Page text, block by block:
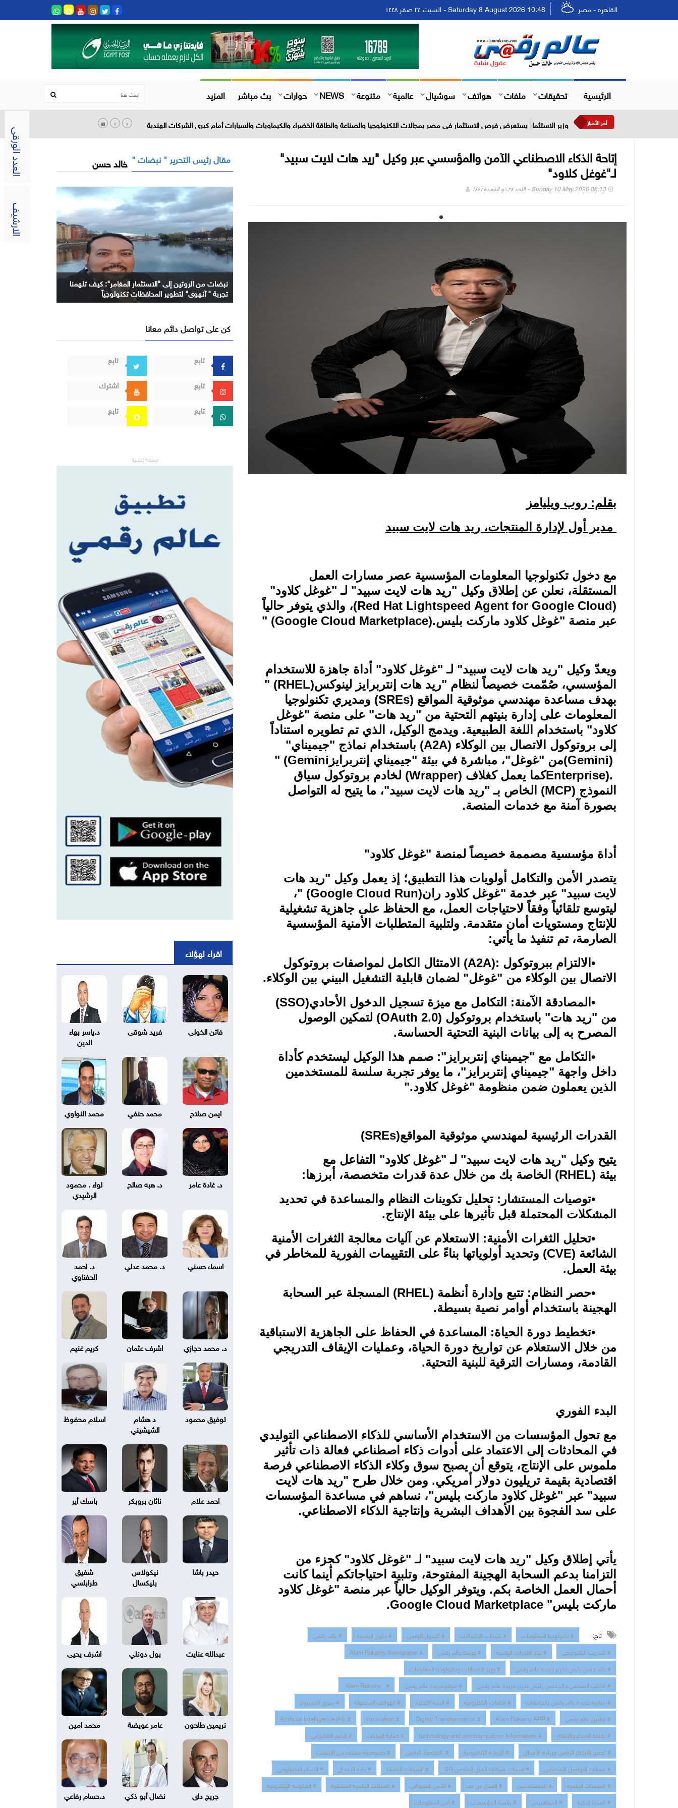
العدد الورقى
الارشيف
القاهره - مصر Saturday 8 August 2026 10:48 - السبت ٢٤ صفر ١٤٤٨
الرئيسية تحقيقات ملفات هواتف سوشيال عالمية متنوعة NEWS حوارات بث مباشر المزيد
أخر الأخبار وزير الاستثمار يستعرض فرص الاستثمار في مصر بمجالات التكنولوجيا والصناعة والطاقة الخضراء والكيماويات والسيارات أمام كبرى الشركات الهندية
إتاحة الذكاء الاصطناعي الآمن والمؤسسي عبر وكيل "ريد هات لايت سبيد"
لـ"غوغل كلاود"
Sunday 10 May 2026 08:13 - الأحد ٢٤ ذو القعدة ١٤٤٧
بقلم: روب ويليامز
مدير أول لإدارة المنتجات، ريد هات لايت سبيد
مع دخول تكنولوجيا المعلومات المؤسسية عصر مسارات العمل
المستقلة، نعلن عن إطلاق وكيل "ريد هات لايت سبيد" لـ "غوغل كلاود"
(Red Hat Lightspeed Agent for Google Cloud)، والذي يتوفر حالياً
عبر منصة "غوغل كلاود ماركت بليس" (Google Cloud Marketplace).
ويعدّ وكيل "ريد هات لايت سبيد" لـ "غوغل كلاود" أداة جاهزة للاستخدام
المؤسسي، صُمّمت خصيصاً لنظام "ريد هات إنتربرايز لينوكس" (RHEL)
بهدف مساعدة مهندسي موثوقية المواقع (SREs) ومديري تكنولوجيا
المعلومات على إدارة بنيتهم التحتية من "ريد هات" على منصة "غوغل
كلاود" باستخدام اللغة الطبيعية. ويدمج الوكيل، الذي تم تطويره استناداً
إلى بروتوكول الاتصال بين الوكلاء (A2A) باستخدام نماذج "جيميناي"
(Gemini)من "غوغل"، مباشرة في بيئة "جيميناي إنتربرايز " (Gemini
Enterprise).كما يعمل كغلاف (Wrapper) لخادم بروتوكول سياق
النموذج (MCP) الخاص بـ "ريد هات لايت سبيد"، ما يتيح له التواصل
بصورة آمنة مع خدمات المنصة.
أداة مؤسسية مصممة خصيصاً لمنصة "غوغل كلاود"
يتصدر الأمن والتكامل أولويات هذا التطبيق؛ إذ يعمل وكيل "ريد هات
لايت سبيد" عبر خدمة "غوغل كلاود ران" (Google Cloud Run)،
ليتوسع تلقائياً وفقاً لاحتياجات العمل، مع الحفاظ على جاهزية تشغيلية
للإنتاج ومستويات أمان متقدمة. ولتلبية المتطلبات الأمنية المؤسسية
الصارمة، تم تنفيذ ما يأتي:
• الالتزام ببروتوكول (A2A): الامتثال الكامل لمواصفات بروتوكول
الاتصال بين الوكلاء من "غوغل" لضمان قابلية التشغيل البيني بين الوكلاء.
• المصادقة الآمنة: التكامل مع ميزة تسجيل الدخول الأحادي(SSO)
من "ريد هات" باستخدام بروتوكول (OAuth 2.0) لتمكين الوصول
المصرح به إلى بيانات البنية التحتية الحساسة.
• التكامل مع "جيميناي إنتربرايز": صمم هذا الوكيل ليستخدم كأداة
داخل واجهة "جيميناي إنتربرايز"، ما يوفر تجربة سلسة للمستخدمين
الذين يعملون ضمن منظومة "غوغل كلاود".
القدرات الرئيسية لمهندسي موثوقية المواقع(SREs)
يتيح وكيل "ريد هات لايت سبيد" لـ "غوغل كلاود" التفاعل مع
بيئة (RHEL) الخاصة بك من خلال عدة قدرات متخصصة، أبرزها:
•توصيات المستشار: تحليل تكوينات النظام والمساعدة في تحديد
المشكلات المحتملة قبل تأثيرها على بيئة الإنتاج.
•تحليل الثغرات الأمنية: الاستعلام عن آليات معالجة الثغرات الأمنية
الشائعة (CVE) وتحديد أولوياتها بناءً على التقييمات الفورية للمخاطر في
بيئة العمل.
•حصر النظام: تتبع وإدارة أنظمة (RHEL) المسجلة عبر السحابة
الهجينة باستخدام أوامر نصية بسيطة.
•تخطيط دورة الحياة: المساعدة في الحفاظ على الجاهزية الاستباقية
من خلال الاستعلام عن تواريخ دورة الحياة، وعمليات الإيقاف التدريجي
القادمة، ومسارات الترقية للبنية التحتية.
البدء الفوري
مع تحول المؤسسات من الاستخدام الأساسي للذكاء الاصطناعي التوليدي
في المحادثات إلى الاعتماد على أدوات ذكاء اصطناعي فعالة ذات تأثير
ملموس على الإنتاج، يتوقع أن يصبح سوق وكلاء الذكاء الاصطناعي فرصة
اقتصادية بقيمة تريليون دولار أمريكي. ومن خلال طرح "ريد هات لايت
سبيد" عبر "غوغل كلاود ماركت بليس"، نساهم في مساعدة المؤسسات
على سد الفجوة بين الأهداف البشرية وإنتاجية الذكاء الاصطناعي.
يأتي إطلاق وكيل "ريد هات لايت سبيد" لـ "غوغل كلاود" كجزء من
التزامنا بدعم السحابة الهجينة المفتوحة، وتلبية احتياجاتكم أينما كانت
أحمال العمل الخاصة بكم. ويتوفر الوكيل حالياً عبر منصة "غوغل كلاود
ماركت بليس" Google Cloud Marketplace
.
تاج: # تكنولوجيا المعلومات # شبكات الاتصالات # التحول الرقمي # حلول الرقمنة
# عالم رقمي
# التدريب التكنولوجي
# بناء القدرات الرقمية # جريدة عالم رقمي
# Alam Rakamy Newspaper
# خالد حسن رئيس تحرير جريدة عالم رقمي
# وزير الاتصالات وتكنولوجيا المعلومات
# الكاتب الصحفي خالد حسن رئيس تحرير جريدة عالم رقمي
# موقع جريدة عالم رقمي
# Alam Rakamy
# مبادرة جريدة عالم رقمي بالجامعات
# الالعاب الالكترونية # البنية التحتية # الهواتف المحمولة
# سوق الكمبيوتر
# تطبيق عالم رقمي
# Alam Rakamy APP
# Digital Transformation
# innovation
# Artificial Intelligence (AI)
# ثقافة الابداع والابتكار
# technology and communication Information # حماية البيانات
# الدفع الالكتروني
# تحفيز الابتكار الرقمي وريادة الأعمال
# التجارة الإلكترونية # الاقتصاد الرقمي
# خصوصية مستخدمى الانترنت
# شبكات التواصل الاجتماعي
# خدمات شبكات الجيل الخامس 5G # الشركات الناشئة #ريادة الاعمال
# الابداع التكنولوجي
# المنصات الرقمية
# المستخدمين # العمل عن بعد # الامن السبيراني # العملات الرقمية المشفرة
# الحكومة الإلكترونية
# المدن الذكية
# الميتافيرس # رقمنة المؤسسات # أمن المعلومات
مقال رئيس التحرير " نبضات " خالد حسن
نبضات من الروتين إلى "الاستثمار المغامر": كيف تلهمنا
تجربة " آنهوي" لتطوير المحافظات تكنولوجياً
كن على تواصل دائم معانا
تابع
تابع
تابع
اشترك
تابع
تابع
مساحة إعلانية
اقراء لهؤلاء
فاتن الخولى فريد شوقى
د.ياسر بهاء
الدين
ايمن صلاح محمد حنفي محمد النواوي
د. غادة عامر د. هبه صالح
لواء . محمود
الرشيدي
اسماء حسني د. محمد عدلي
د. احمد
الحفناوي
د. محمد حجازي اشرف عثمان كريم غنيم
توفيق محمود
د هشام
الشيشيني
اسلام محفوظ
احمد علام ناثان بروبكر باسك أير
حيدر باشا
نيكولاس
بليكسال
شفيق
طرابلسي
عبدالله عنايت بول دونلي اشرف يحيى
نريمين طاحون عامر عويضة محمد امين
جريج داى نضال أبو ذكي د.حسام رفاعي